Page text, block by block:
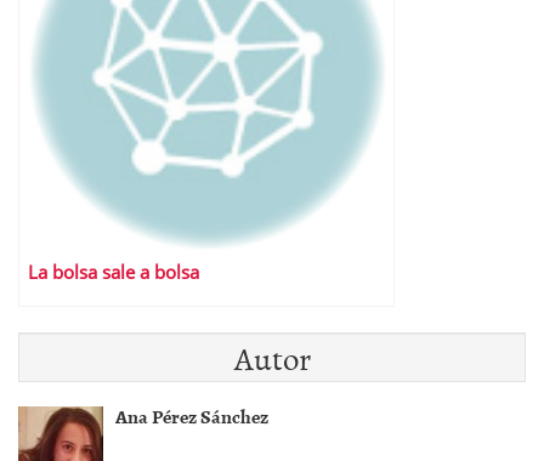
La bolsa sale a bolsa
Autor
Ana Pérez Sánchez